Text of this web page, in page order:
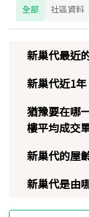
全部 社區資料
新巢代最近
新巢代近1
猶豫要在哪
樓平均成交
新巢代的屋
新巢代是由